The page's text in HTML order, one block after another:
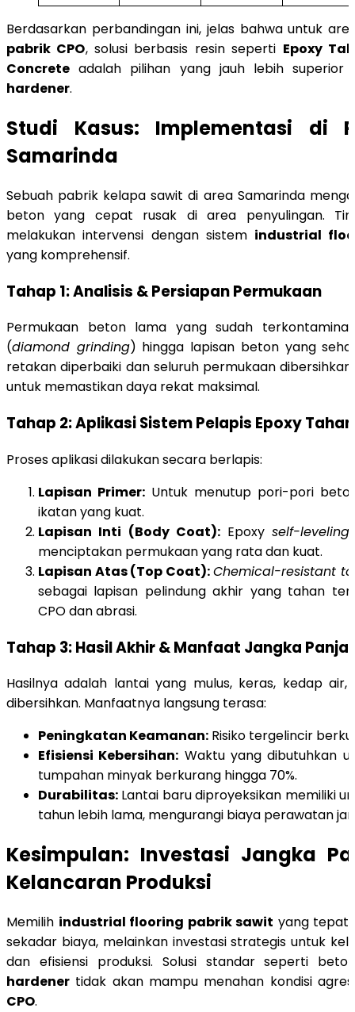
Berdasarkan perbandingan ini, jelas bahwa untuk
pabrik CPO, solusi berbasis resin seperti Epoxy
Concrete adalah pilihan yang jauh lebih superior
hardener.
Studi Kasus: Implementasi di
Samarinda
Sebuah pabrik kelapa sawit di area Samarinda
beton yang cepat rusak di area penyulingan.
melakukan intervensi dengan sistem industrial
yang komprehensif.
Tahap 1: Analisis & Persiapan Permukaan
Permukaan beton lama yang sudah
(diamond grinding) hingga lapisan beton yang
retakan diperbaiki dan seluruh permukaan
untuk memastikan daya rekat maksimal.
Tahap 2: Aplikasi Sistem Pelapis Epoxy
Proses aplikasi dilakukan secara berlapis:
Lapisan Primer: Untuk menutup pori-pori
ikatan yang kuat.
Lapisan Inti (Body Coat):Epoxyself-leveling
menciptakan permukaan yang rata dan kuat.
Lapisan Atas (Top Coat):Chemical-resistant
sebagai lapisan pelindung akhir yang tahan
CPO dan abrasi.
Tahap 3: Hasil Akhir & Manfaat Jangka
Hasilnya adalah lantai yang mulus, keras, kedap
dibersihkan. Manfaatnya langsung terasa:
Peningkatan Keamanan: Risiko tergelincir
Efisiensi Kebersihan: Waktu yang dibutuhkan
tumpahan minyak berkurang hingga 70%.
Durabilitas: Lantai baru diproyeksikan memiliki
tahun lebih lama, mengurangi biaya perawatan
Kesimpulan: Investasi Jangka
Kelancaran Produksi
Memilih industrial flooring pabrik sawit yang tepat
sekadar biaya, melainkan investasi strategis untuk
dan efisiensi produksi. Solusi standar seperti
hardener tidak akan mampu menahan kondisi
CPO.